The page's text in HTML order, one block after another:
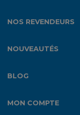
NOS REVENDEURS
NOUVEAUTÉS
BLOG
MON COMPTE